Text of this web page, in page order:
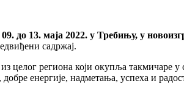
09. до 13. маја 2022. у Требињу, у
садржај.
из целог региона који окупља
енергије, надметања, успеха и